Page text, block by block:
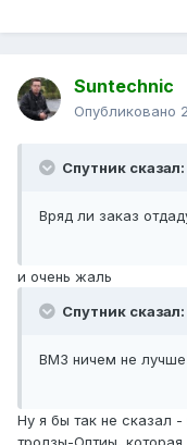
Suntechnic
Опубликовано
Спутник сказал:
Вряд ли заказ
и очень жаль
Спутник сказал:
ВМЗ ничем не
Ну я бы так не сказал